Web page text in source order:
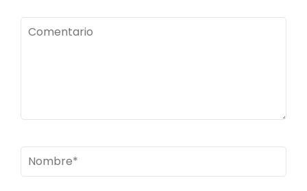
Comentario
Nombre*